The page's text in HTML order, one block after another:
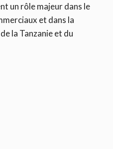
un rôle majeur dans le
et dans la
la Tanzanie et du